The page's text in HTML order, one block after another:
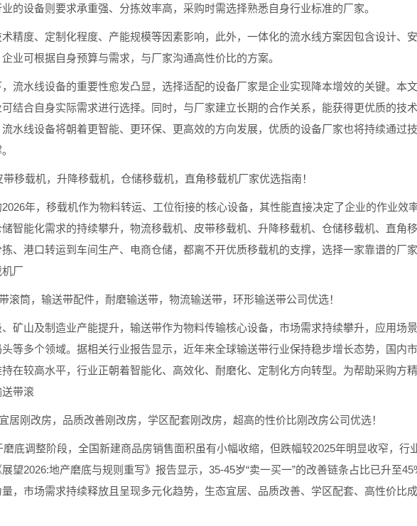
的设备则要求承重强、分拣效率高，采购时需选择熟悉自身行业标准的厂家。
度、定制化程度、产能规模等因素影响，此外，一体化的流水线方案因包含设计、安
业可根据自身预算与需求，与厂家沟通高性价比的方案。
水线设备的重要性愈发凸显，选择适配的设备厂家是企业实现降本增效的关键。本
结合自身实际需求进行选择。同时，与厂家建立长期的合作关系，能获得更优质的技
水线设备将朝着更智能、更环保、更高效的方向发展，优质的设备厂家也将持续通过
载机，升降移载机，仓储移载机，直角移载机厂家优选指南！
年，移载机作为物料转运、工位衔接的核心设备，其性能直接决定了企业的作业效率
智能化需求的持续攀升，物流移载机、皮带移载机、升降移载机、仓储移载机、直角
、港口转运到车间生产、电商仓储，都离不开优质移载机的支撑，选择一家靠谱的厂
厂
筒，输送带配件，耐磨输送带，物流输送带，环形输送带公司优选！
山及制造业产能提升，输送带作为物料传输核心设备，市场需求持续攀升，应用场
等多个领域。据相关行业报告显示，近年来全球输送带行业保持稳步增长态势，国内
在较高水平，行业正朝着智能化、高效化、耐磨化、定制化方向转型。为帮助采购方
带滚
刚改房，品质改善刚改房，学区配套刚改房，超高的性价比刚改房公司优选！
调整阶段，全国新建商品房销售面积虽有小幅收缩，但跌幅较2025年明显收窄，行
望2026:地产磨底与规则重写》报告显示，35-45岁“卖一买一”的改善链条占比已升至
，市场需求持续释放且呈现多元化趋势，生态宜居、品质改善、学区配套、高性价比